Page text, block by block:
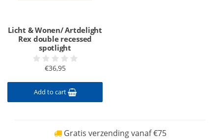
Licht & Wonen/ Artdelight
Rex double recessed
spotlight
€36,95
Add to cart
Gratis verzending vanaf €75